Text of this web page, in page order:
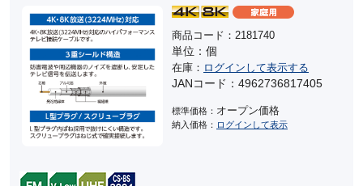
商品コード：2181740
単位：個
在庫： ログインして表示する
JANコード：4962736817405
標準価格： オープン価格
納入価格： ログインして表示